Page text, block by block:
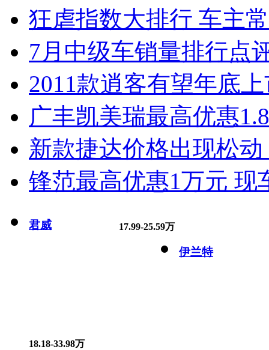
狂虐指数大排行 车主
7月中级车销量排行点
2011款逍客有望年底
广丰凯美瑞最高优惠
新款捷达价格出现松
锋范最高优惠1万元 现
君威 17.99-25.59万
伊兰特
18.18-33.98万